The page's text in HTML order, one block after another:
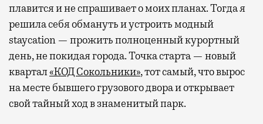
плавится и не спрашивает о моих планах. Тогда я
решила себя обмануть и устроить модный
staycation — прожить полноценный курортный
день, не покидая города. Точка старта — новый
квартал«КОД Сокольники», тот самый, что вырос
на месте бывшего грузового двора и открывает
свой тайный ход в знаменитый парк.